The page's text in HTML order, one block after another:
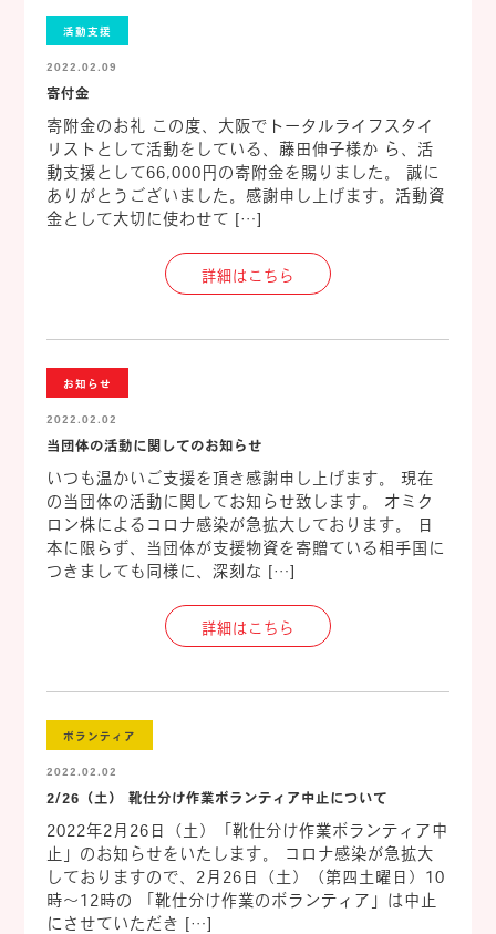
活動支援
2022.02.09
寄付金
寄附金のお礼 この度、大阪でトータルライフスタイ
リストとして活動をしている、藤田伸子様か ら、活
動支援として66,000円の寄附金を賜りました。 誠に
ありがとうございました。感謝申し上げます。活動資
金として大切に使わせて […]
詳細はこちら
お知らせ
2022.02.02
当団体の活動に関してのお知らせ
いつも温かいご支援を頂き感謝申し上げます。 現在
の当団体の活動に関してお知らせ致します。 オミク
ロン株によるコロナ感染が急拡大しております。 日
本に限らず、当団体が支援物資を寄贈ている相手国に
つきましても同様に、深刻な […]
詳細はこちら
ボランティア
2022.02.02
2/26（土） 靴仕分け作業ボランティア中止について
2022年2月26日（土）「靴仕分け作業ボランティア中
止」のお知らせをいたします。 コロナ感染が急拡大
しておりますので、2月26日（土）（第四土曜日）10
時～12時の 「靴仕分け作業のボランティア」は中止
にさせていただき […]